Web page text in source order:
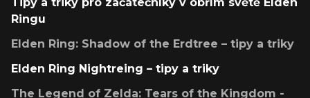
Ringu
Elden Ring: Shadow of the Erdtree – tipy a triky
Elden Ring Nightreing – tipy a triky
The Legend of Zelda: Tears of the Kingdom -